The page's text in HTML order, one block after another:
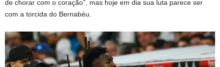
de chorar com o coração”, mas hoje em dia sua luta parece ser
com a torcida do Bernabéu.